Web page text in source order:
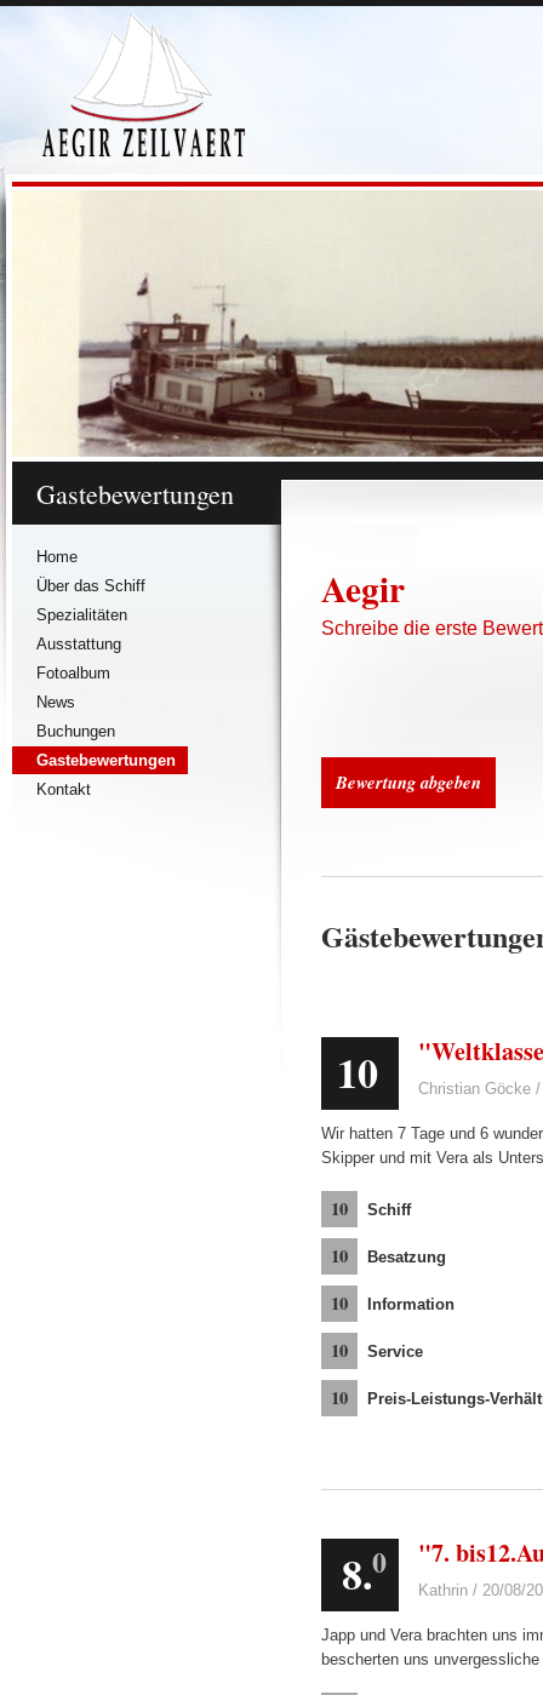
Gastebewertungen
Home
Über das Schiff
Spezialitäten
Ausstattung
Fotoalbum
News
Buchungen
Gastebewertungen
Kontakt
Aegir
Schreibe die erste
Bewertung abgeben
10 Christian Göcke
Wir hatten 7 Tage und 6
Skipper und mit Vera als
10 Schiff
10 Besatzung
10 Information
10 Service
10 Preis-Leistungs-
8.0 "7.
Kathrin / 20/08/
Japp und Vera brachten uns
bescherten uns